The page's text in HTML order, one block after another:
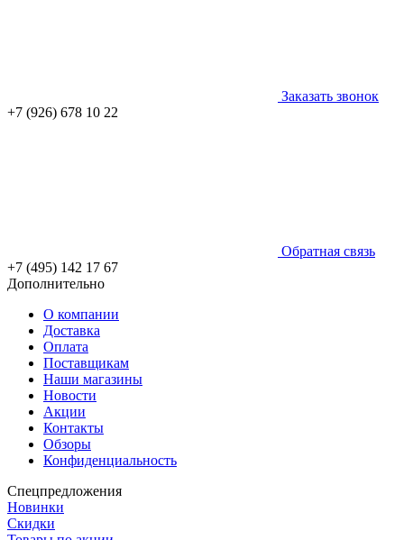
Заказать звонок
+7 (926) 678 10 22
Обратная связь
+7 (495) 142 17 67
Дополнительно
О компании
Доставка
Оплата
Поставщикам
Наши магазины
Новости
Акции
Контакты
Обзоры
Конфиденциальность
Спецпредложения
Новинки
Скидки